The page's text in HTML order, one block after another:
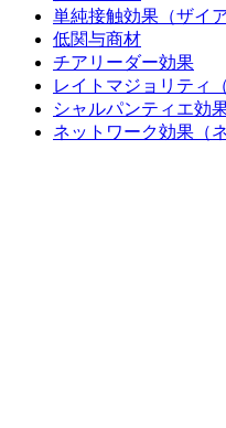
単純接触効果（ザイ
低関与商材
チアリーダー効果
レイトマジョリティ
シャルパンティエ効
ネットワーク効果（